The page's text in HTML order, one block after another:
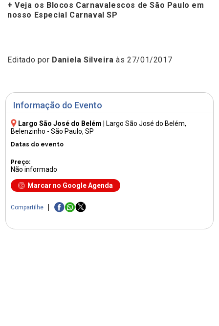
Informação do Evento
Largo São José do Belém Largo São José do Belém,
Belenzinho - São Paulo, SP
Datas do evento
Preço:
Não informado
Marcar no Google Agenda
Compartilhe
+ Veja os Blocos Carnavalescos de São Paulo em
nosso Especial Carnaval SP
Editado por Daniela Silveira às 27/01/2017